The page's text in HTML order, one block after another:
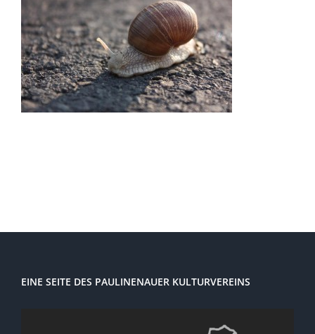
EINE SEITE DES PAULINENAUER KULTURVEREINS